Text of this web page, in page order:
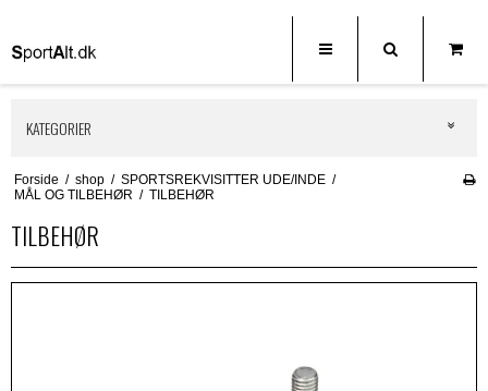
KATEGORIER
Forside / shop / SPORTSREKVISITTER UDE/INDE /
MÅL OG TILBEHØR / TILBEHØR
TILBEHØR